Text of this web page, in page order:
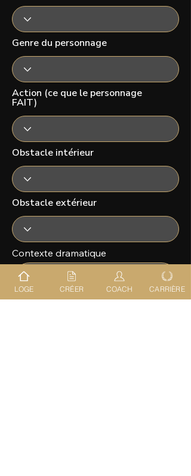
Genre du personnage
Action (ce que le personnage
FAIT)
Obstacle intérieur
Obstacle extérieur
Contexte dramatique
LOGE CRÉER COACH CARRIÈRE